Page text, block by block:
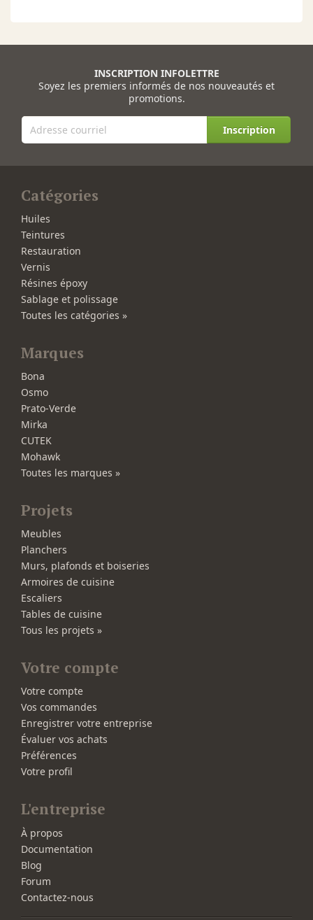
INSCRIPTION INFOLETTRE
Soyez les premiers informés de nos nouveautés et
promotions.
Inscription
Catégories
Huiles
Teintures
Restauration
Vernis
Résines époxy
Sablage et polissage
Toutes les catégories »
Marques
Bona
Osmo
Prato-Verde
Mirka
CUTEK
Mohawk
Toutes les marques »
Projets
Meubles
Planchers
Murs, plafonds et boiseries
Armoires de cuisine
Escaliers
Tables de cuisine
Tous les projets »
Votre compte
Votre compte
Vos commandes
Enregistrer votre entreprise
Évaluer vos achats
Préférences
Votre profil
L'entreprise
À propos
Documentation
Blog
Forum
Contactez-nous